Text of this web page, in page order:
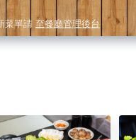
菜單請 至餐廳管理後台